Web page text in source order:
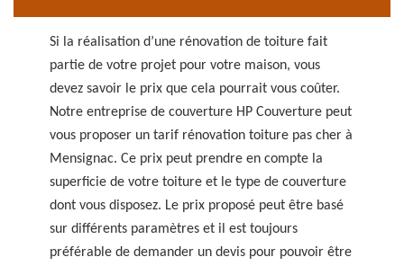
Si la réalisation d’une rénovation de toiture fait
partie de votre projet pour votre maison, vous
devez savoir le prix que cela pourrait vous coûter.
Notre entreprise de couverture HP Couverture peut
vous proposer un tarif rénovation toiture pas cher à
Mensignac. Ce prix peut prendre en compte la
superficie de votre toiture et le type de couverture
dont vous disposez. Le prix proposé peut être basé
sur différents paramètres et il est toujours
préférable de demander un devis pour pouvoir être